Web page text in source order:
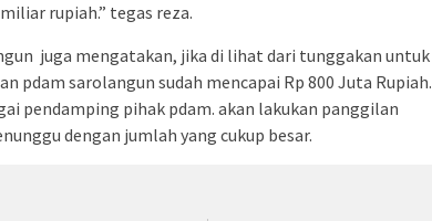
rupiah.” tegas reza.
juga mengatakan, jika di lihat dari tunggakan untuk
pdam sarolangun sudah mencapai Rp 800 Juta Rupiah.
pendamping pihak pdam. akan lakukan panggilan
dengan jumlah yang cukup besar.